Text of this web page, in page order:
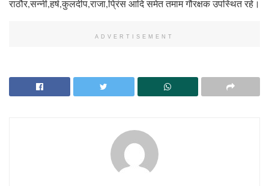
राठौर,सन्नी,हर्ष,कुलदीप,राजा,प्रिंस आदि समेत तमाम गौरक्षक उपस्थित रहे।
ADVERTISEMENT